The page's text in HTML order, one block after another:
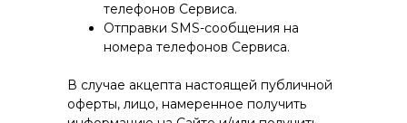
телефонов Сервиса.
Отправки SMS-сообщения на
номера телефонов Сервиса.
В случае акцепта настоящей публичной
оферты, лицо, намеренное получить